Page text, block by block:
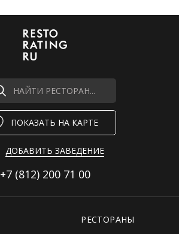
НАЙТИ РЕСТОРАН...
ПОКАЗАТЬ НА КАРТЕ
ДОБАВИТЬ ЗАВЕДЕНИЕ
+7 (812) 200 71 00
РЕСТОРАНЫ